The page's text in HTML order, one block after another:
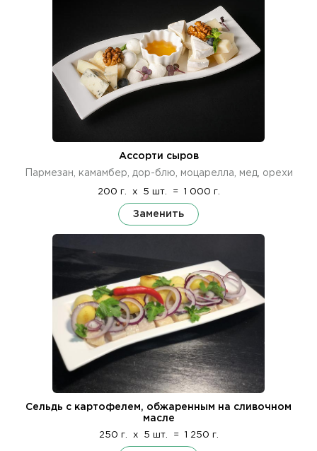
Ассорти сыров
Пармезан, камамбер, дор-блю, моцарелла, мед, орехи
200 г. x 5 шт. = 1 000 г.
Заменить
Сельдь с картофелем, обжаренным на сливочном
масле
250 г. x 5 шт. = 1 250 г.